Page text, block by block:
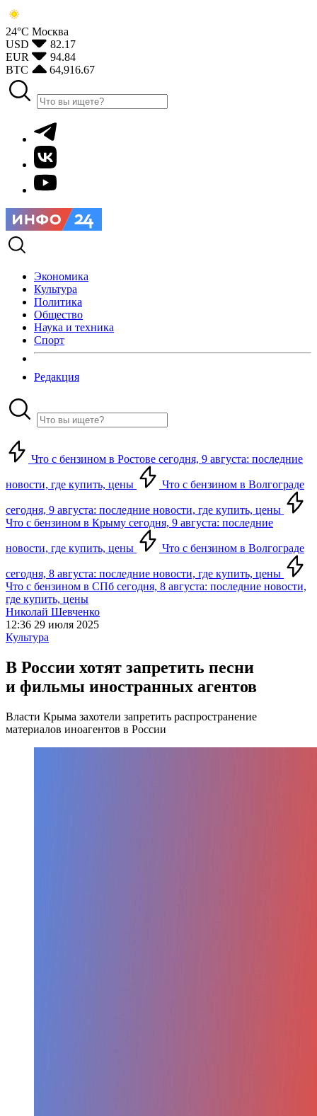
24°С Москва
USD
82.17
EUR
94.84
BTC
64,916.67
Экономика
Культура
Политика
Общество
Наука и техника
Спорт
Редакция
Что с бензином в Ростове сегодня, 9 августа: последние
новости, где купить, цены Что с бензином в Волгограде
сегодня, 9 августа: последние новости, где купить, цены
Что с бензином в Крыму сегодня, 9 августа: последние
новости, где купить, цены Что с бензином в Волгограде
сегодня, 8 августа: последние новости, где купить, цены
Что с бензином в СПб сегодня, 8 августа: последние новости,
где купить, цены
Николай Шевченко
12:36 29 июля 2025
Культура
В России хотят запретить песни
и фильмы иностранных агентов
Власти Крыма захотели запретить распространение
материалов иноагентов в России